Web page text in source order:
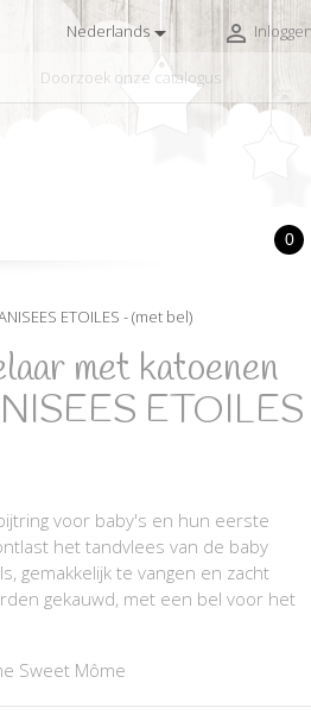
Nederlands  Inloggen
0
ETOILES - (met bel)
met katoenen
ETOILES
voor baby's en hun eerste
het tandvlees van de baby
gemakkelijk te vangen en zacht
gekauwd, met een bel voor het
Sweet Môme